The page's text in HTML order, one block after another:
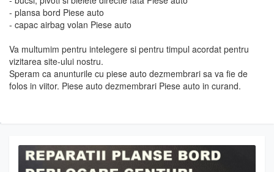
- plansa bord Piese auto
- capac airbag volan Piese auto
Va multumim pentru intelegere si pentru timpul acordat pentru
vizitarea site-ului nostru.
Speram ca anunturile cu piese auto dezmembrari sa va fie de
folos in viitor. Piese auto dezmembrari Piese auto in curand.